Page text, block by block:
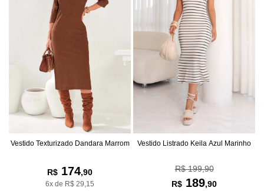
Vestido Texturizado Dandara Marrom
R$ 174,90
6x de R$ 29,15
Vestido Listrado Keila Azul Marinho
R$ 199,90
R$ 189,90